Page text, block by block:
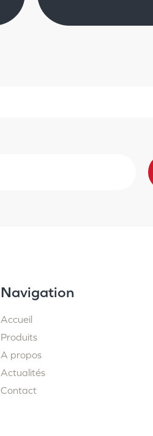
Navigation
Accueil
Produits
A propos
Actualités
Contact